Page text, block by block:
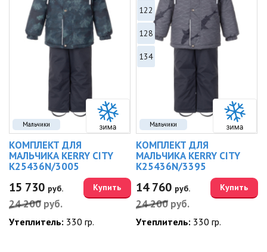
Мальчики
КОМПЛЕКТ ДЛЯ
МАЛЬЧИКА KERRY CITY
K25436N/3005
15 730 руб.
24 200 руб.
Купить
Утеплитель: 330 гр.
Мальчики
122
128
134
КОМПЛЕКТ ДЛЯ
МАЛЬЧИКА KERRY CITY
K25436N/3395
14 760 руб.
24 200 руб.
Купить
Утеплитель: 330 гр.